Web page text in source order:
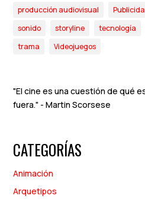
producción audiovisual
sonido
storyline tecnología
trama
Videojuegos
"El cine es una cuestión de qué
fuera." - Martin Scorsese
CATEGORÍAS
Animación
Arquetipos